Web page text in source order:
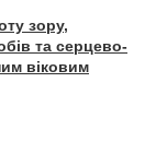
зору,
та серцево-
віковим